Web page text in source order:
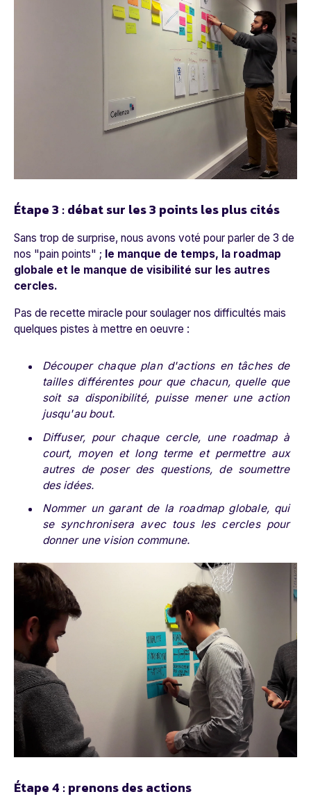
Étape 3 : débat sur les 3 points les plus cités
Sans trop de surprise, nous avons voté pour parler de 3 de
nos "pain points" ; le manque de temps, la roadmap
globale et le manque de visibilité sur les autres
cercles.
Pas de recette miracle pour soulager nos difficultés mais
quelques pistes à mettre en oeuvre :
Découper chaque plan d'actions en tâches de
tailles différentes pour que chacun, quelle que
soit sa disponibilité, puisse mener une action
jusqu'au bout.
Diffuser, pour chaque cercle, une roadmap à
court, moyen et long terme et permettre aux
autres de poser des questions, de soumettre
des idées.
Nommer un garant de la roadmap globale, qui
se synchronisera avec tous les cercles pour
donner une vision commune.
Étape 4 : prenons des actions